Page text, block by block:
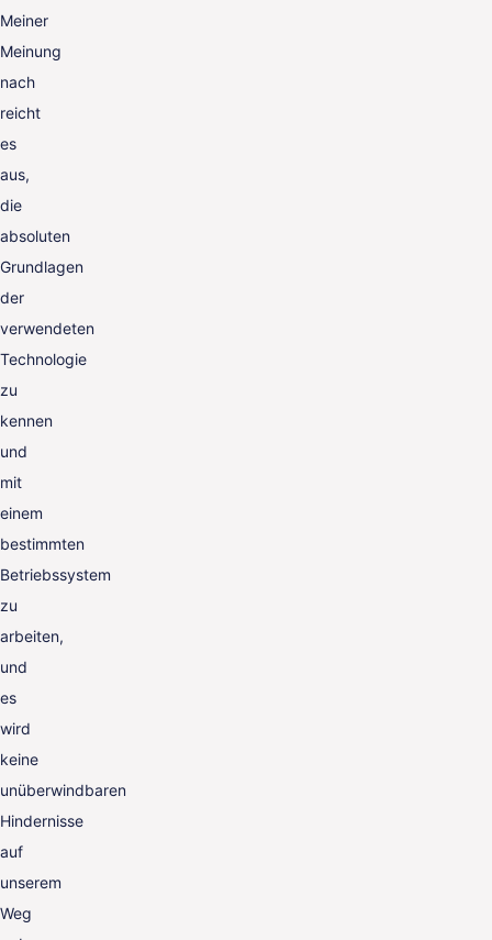
Meiner
Meinung
nach
reicht
es
aus,
die
absoluten
Grundlagen
der
verwendeten
Technologie
zu
kennen
und
mit
einem
bestimmten
Betriebssystem
zu
arbeiten,
und
es
wird
keine
unüberwindbaren
Hindernisse
auf
unserem
Weg